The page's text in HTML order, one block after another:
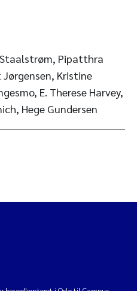
Pipatthra
Kristine
E. Therese Harvey,
Hege Gundersen